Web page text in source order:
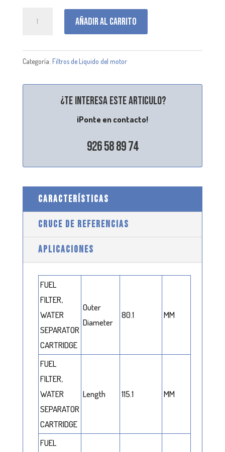
Añadir al carrito
Categoría: Filtros de Liquido del motor
¿Te interesa este articulo?
¡Ponte en contacto!
926 58 89 74
CARACTERÍSTICAS
CRUCE DE REFERENCIAS
APLICACIONES
FUEL
FILTER,
WATER
SEPARATOR
CARTRIDGE
Outer
Diameter
80.1 MM
FUEL
FILTER,
WATER
SEPARATOR
CARTRIDGE
Length 115.1 MM
FUEL